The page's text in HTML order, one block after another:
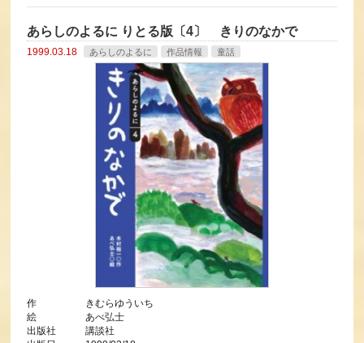
あらしのよるに りとる版〔4〕 きりのなかで
1999.03.18 あらしのよるに 作品情報 童話
作 きむらゆういち
絵 あべ弘士
出版社 講談社